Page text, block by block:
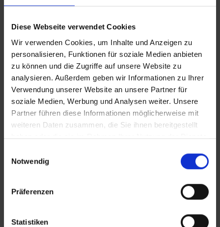
Diese Webseite verwendet Cookies
Wir verwenden Cookies, um Inhalte und Anzeigen zu
personalisieren, Funktionen für soziale Medien anbieten
zu können und die Zugriffe auf unsere Website zu
analysieren. Außerdem geben wir Informationen zu Ihrer
Verwendung unserer Website an unsere Partner für
soziale Medien, Werbung und Analysen weiter. Unsere
Partner führen diese Informationen möglicherweise mit
weiteren Daten zusammen, die Sie ihnen bereitgestellt
haben oder die sie im Rahmen Ihrer Nutzung der Dienste
Notwendig
Präferenzen
Statistiken
KONTAKT
WeserBergland Immobilien
Portastraße 36
32457 Porta Westfalica
Tel.:0571 - 597 265 17
Web: www.wb-immobilien.de